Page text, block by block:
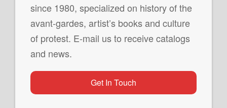
since 1980, specialized on history of the
avant-gardes, artist’s books and culture
of protest. E-mail us to receive catalogs
and news.
Get In Touch